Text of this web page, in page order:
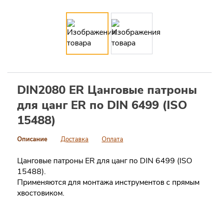
DIN2080 ER Цанговые патроны
для цанг ER по DIN 6499 (ISO
15488)
Описание Доставка Оплата
Цанговые патроны ER для цанг по DIN 6499 (ISO
15488).
Применяются для монтажа инструментов с прямым
хвостовиком.